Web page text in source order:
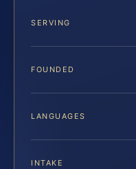
SERVING
FOUNDED
LANGUAGES
INTAKE